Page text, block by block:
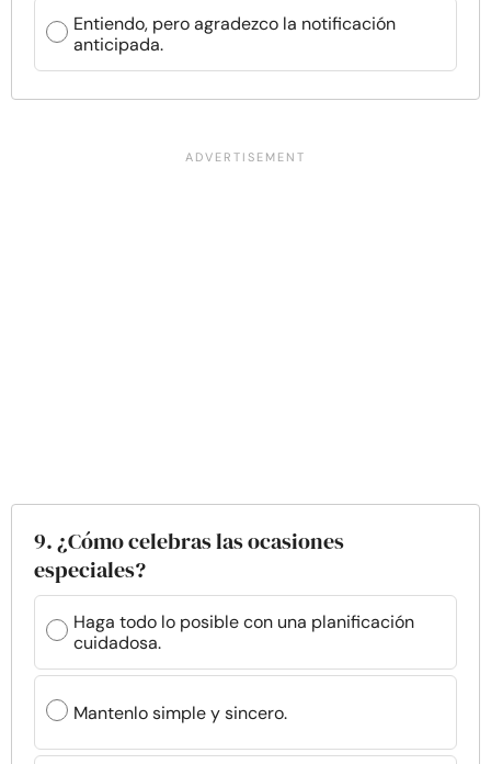
Entiendo, pero agradezco la notificación
anticipada.
9. ¿Cómo celebras las ocasiones
especiales?
Haga todo lo posible con una planificación
cuidadosa.
Mantenlo simple y sincero.